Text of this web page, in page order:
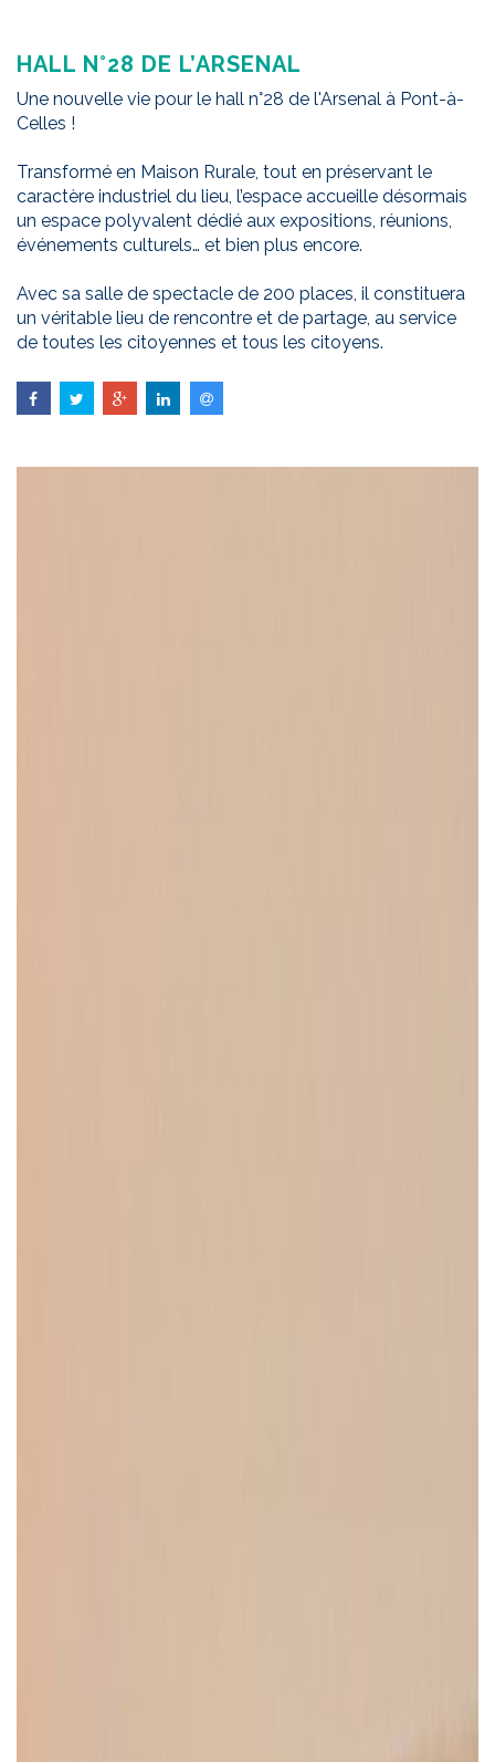
HALL N°28 DE L’ARSENAL
Une nouvelle vie pour le hall n°28 de l'Arsenal à Pont-à-
Celles !
Transformé en Maison Rurale, tout en préservant le
caractère industriel du lieu, l’espace accueille désormais
un espace polyvalent dédié aux expositions, réunions,
événements culturels… et bien plus encore.
Avec sa salle de spectacle de 200 places, il constituera
un véritable lieu de rencontre et de partage, au service
de toutes les citoyennes et tous les citoyens.